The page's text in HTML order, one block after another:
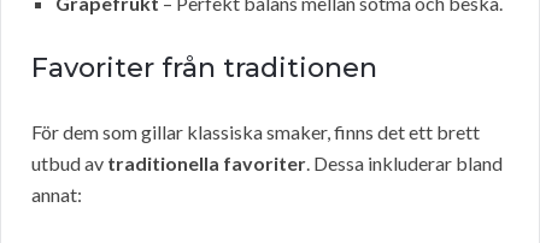
Favoriter från traditionen
För dem som gillar klassiska smaker, finns det ett brett
utbud av traditionella favoriter. Dessa inkluderar bland
annat: